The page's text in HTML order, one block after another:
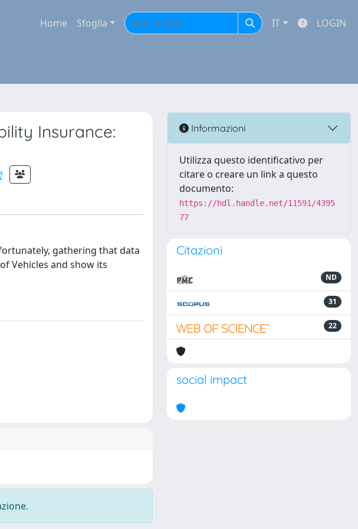
Home Sfoglia IT LOGIN
Insurance:
gathering that data
Vehicles and show its
Informazioni
Utilizza questo identificativo per
citare o creare un link a questo
documento:
https://hdl.handle.net/11591/4395
77
Citazioni
ND
31
22
social impact